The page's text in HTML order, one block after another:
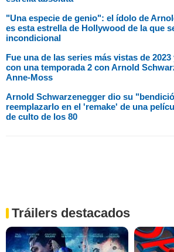
"Una especie de genio": el ídolo de
es esta estrella de Hollywood de la que
incondicional
Fue una de las series más vistas de
con una temporada 2 con Arnold
Anne-Moss
Arnold Schwarzenegger dio su
reemplazarlo en el 'remake' de una
de culto de los 80
Tráilers destacados